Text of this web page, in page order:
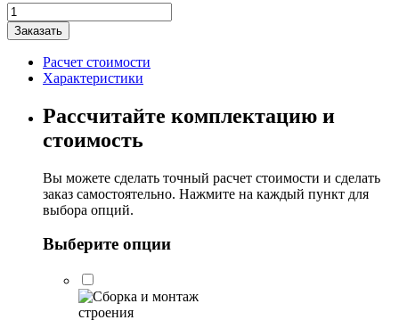
Количество
товара
Дачный
дом
"Кейла"
крыльцом
5х4,5м
Заказать
Расчет стоимости
Характеристики
Рассчитайте комплектацию и
стоимость
Вы можете сделать точный расчет стоимости и сделать
заказ самостоятельно. Нажмите на каждый пункт для
выбора опций.
Выберите опции